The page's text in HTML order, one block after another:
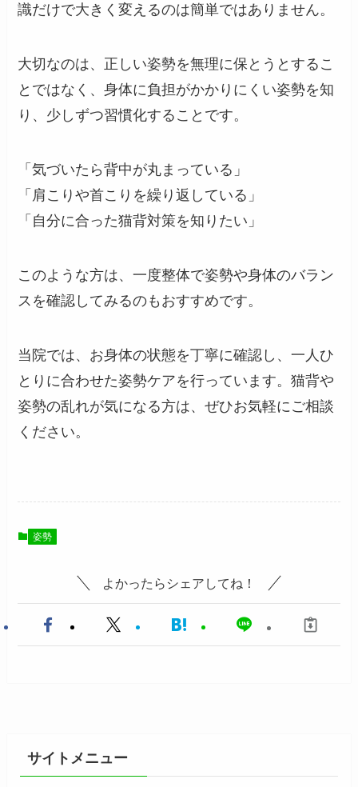
識だけで大きく変えるのは簡単ではありません。
大切なのは、正しい姿勢を無理に保とうとするこ
とではなく、身体に負担がかかりにくい姿勢を知
り、少しずつ習慣化することです。
「気づいたら背中が丸まっている」
「肩こりや首こりを繰り返している」
「自分に合った猫背対策を知りたい」
このような方は、一度整体で姿勢や身体のバラン
スを確認してみるのもおすすめです。
当院では、お身体の状態を丁寧に確認し、一人ひ
とりに合わせた姿勢ケアを行っています。猫背や
姿勢の乱れが気になる方は、ぜひお気軽にご相談
ください。
姿勢
よかったらシェアしてね！
サイトメニュー